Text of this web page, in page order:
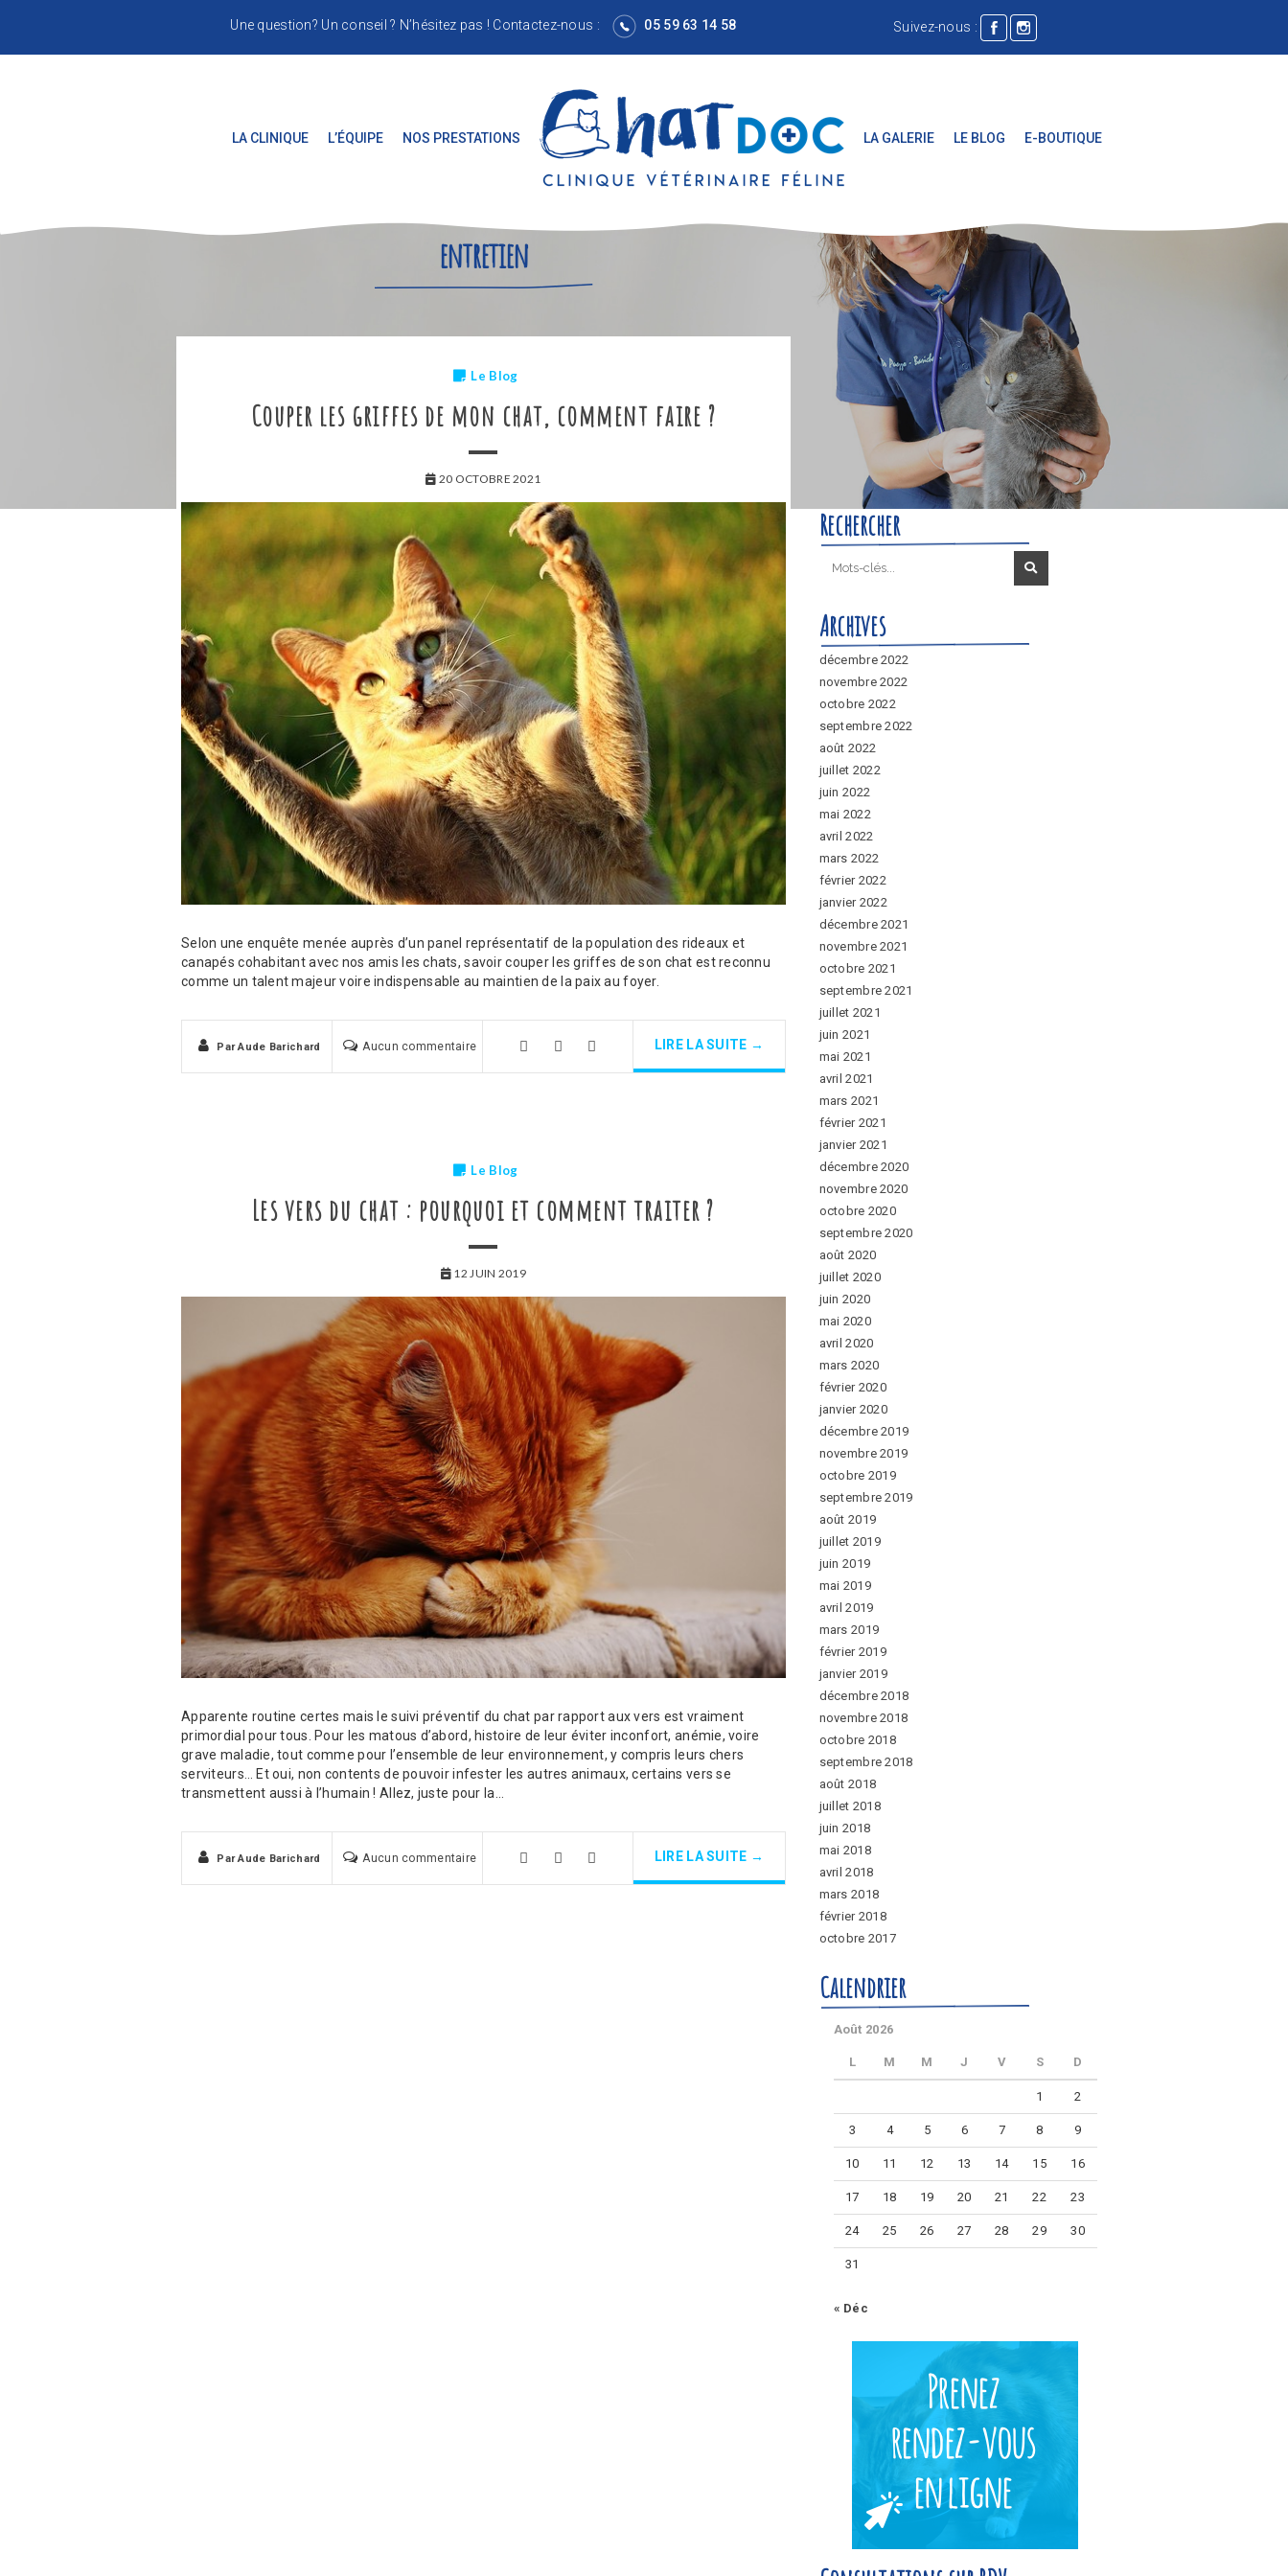
Une question? Un conseil ? N’hésitez pas ! Contactez-nous : 05 59 63 14 58 Suivez-nous :
LA CLINIQUE L’ÉQUIPE NOS PRESTATIONS LA GALERIE LE BLOG E-BOUTIQUE
entretien
Le Blog
Couper les griffes de mon chat, comment faire ?
20 OCTOBRE 2021
Selon une enquête menée auprès d’un panel représentatif de la population des rideaux et
canapés cohabitant avec nos amis les chats, savoir couper les griffes de son chat est reconnu
comme un talent majeur voire indispensable au maintien de la paix au foyer.
ParAude Barichard Aucun commentaire LIRE LA SUITE →
Le Blog
Les vers du chat : pourquoi et comment traiter ?
12 JUIN 2019
Apparente routine certes mais le suivi préventif du chat par rapport aux vers est vraiment
primordial pour tous. Pour les matous d’abord, histoire de leur éviter inconfort, anémie, voire
grave maladie, tout comme pour l’ensemble de leur environnement, y compris leurs chers
serviteurs… Et oui, non contents de pouvoir infester les autres animaux, certains vers se
transmettent aussi à l’humain ! Allez, juste pour la…
ParAude Barichard Aucun commentaire LIRE LA SUITE →
Rechercher
Archives
décembre 2022
novembre 2022
octobre 2022
septembre 2022
août 2022
juillet 2022
juin 2022
mai 2022
avril 2022
mars 2022
février 2022
janvier 2022
décembre 2021
novembre 2021
octobre 2021
septembre 2021
juillet 2021
juin 2021
mai 2021
avril 2021
mars 2021
février 2021
janvier 2021
décembre 2020
novembre 2020
octobre 2020
septembre 2020
août 2020
juillet 2020
juin 2020
mai 2020
avril 2020
mars 2020
février 2020
janvier 2020
décembre 2019
novembre 2019
octobre 2019
septembre 2019
août 2019
juillet 2019
juin 2019
mai 2019
avril 2019
mars 2019
février 2019
janvier 2019
décembre 2018
novembre 2018
octobre 2018
septembre 2018
août 2018
juillet 2018
juin 2018
mai 2018
avril 2018
mars 2018
février 2018
octobre 2017
Calendrier
Août 2026
L M M J V S D
1 2
3 4 5 6 7 8 9
10 11 12 13 14 15 16
17 18 19 20 21 22 23
24 25 26 27 28 29 30
31
« Déc